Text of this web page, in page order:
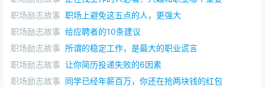
往往是惊人的，这也是为什么优秀的人却很努力的一个原
因。
想方设法，提高内在驱动力
前面同样分析过，该干的事不干，往往是没兴致干，
没有欲望去干，那么如何让自己有欲望，有内在驱动力
职场励志故事 职场上避免这五点的人，更强大
职场励志故事 给应聘者的10条建议
职场励志故事 所谓的稳定工作，是最大的职业谎言
职场励志故事 让你简历投递失败的6因素
职场励志故事 同学已经年薪百万，你还在抢两块钱的红包